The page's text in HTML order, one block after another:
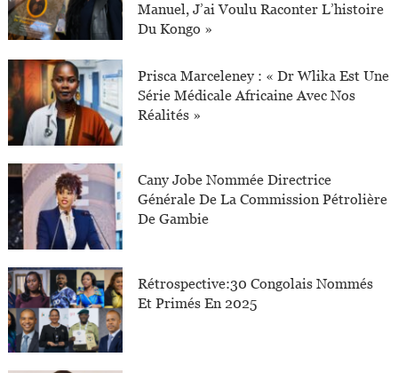
Manuel, J’ai Voulu Raconter L’histoire
Du Kongo »
Prisca Marceleney : « Dr Wlika Est Une
Série Médicale Africaine Avec Nos
Réalités »
Cany Jobe Nommée Directrice
Générale De La Commission Pétrolière
De Gambie
Rétrospective:30 Congolais Nommés
Et Primés En 2025